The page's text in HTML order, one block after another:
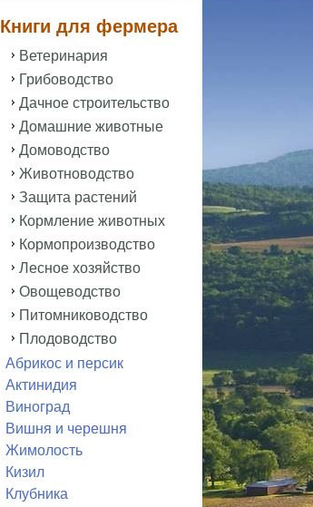
Книги для фермера
Ветеринария
Грибоводство
Дачное строительство
Домашние животные
Домоводство
Животноводство
Защита растений
Кормление животных
Кормопроизводство
Лесное хозяйство
Овощеводство
Питомниководство
Плодоводство
Абрикос и персик
Актинидия
Виноград
Вишня и черешня
Жимолость
Кизил
Клубника